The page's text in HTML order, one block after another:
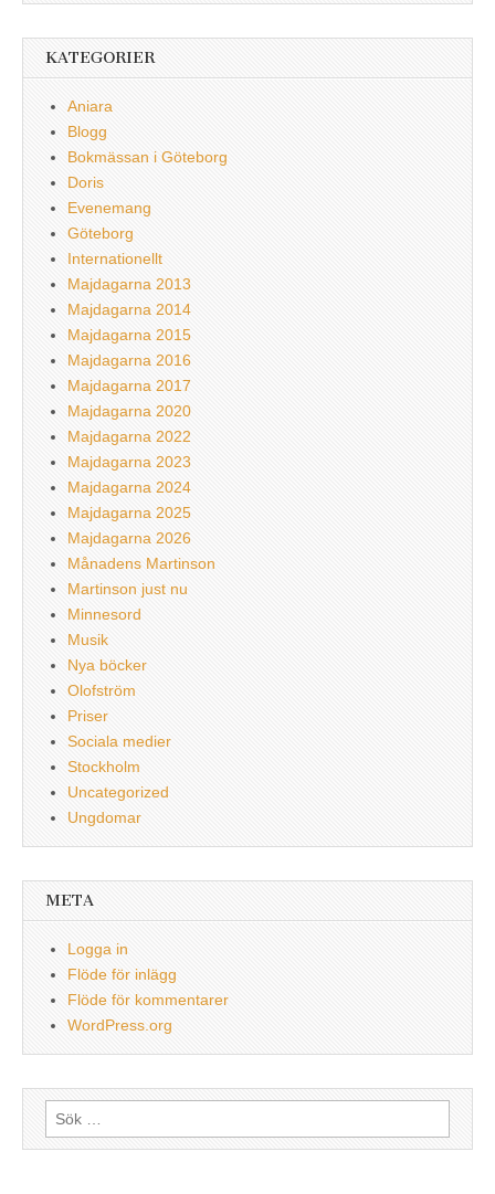
KATEGORIER
Aniara
Blogg
Bokmässan i Göteborg
Doris
Evenemang
Göteborg
Internationellt
Majdagarna 2013
Majdagarna 2014
Majdagarna 2015
Majdagarna 2016
Majdagarna 2017
Majdagarna 2020
Majdagarna 2022
Majdagarna 2023
Majdagarna 2024
Majdagarna 2025
Majdagarna 2026
Månadens Martinson
Martinson just nu
Minnesord
Musik
Nya böcker
Olofström
Priser
Sociala medier
Stockholm
Uncategorized
Ungdomar
META
Logga in
Flöde för inlägg
Flöde för kommentarer
WordPress.org
Sök
efter: